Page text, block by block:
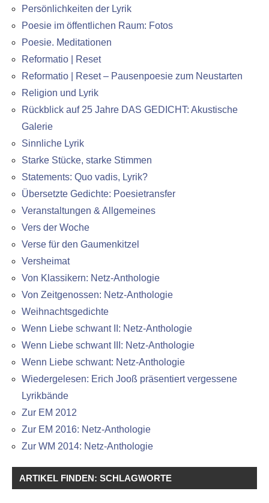
Persönlichkeiten der Lyrik
Poesie im öffentlichen Raum: Fotos
Poesie. Meditationen
Reformatio | Reset
Reformatio | Reset – Pausenpoesie zum Neustarten
Religion und Lyrik
Rückblick auf 25 Jahre DAS GEDICHT: Akustische
Galerie
Sinnliche Lyrik
Starke Stücke, starke Stimmen
Statements: Quo vadis, Lyrik?
Übersetzte Gedichte: Poesietransfer
Veranstaltungen & Allgemeines
Vers der Woche
Verse für den Gaumenkitzel
Versheimat
Von Klassikern: Netz-Anthologie
Von Zeitgenossen: Netz-Anthologie
Weihnachtsgedichte
Wenn Liebe schwant II: Netz-Anthologie
Wenn Liebe schwant III: Netz-Anthologie
Wenn Liebe schwant: Netz-Anthologie
Wiedergelesen: Erich Jooß präsentiert vergessene
Lyrikbände
Zur EM 2012
Zur EM 2016: Netz-Anthologie
Zur WM 2014: Netz-Anthologie
ARTIKEL FINDEN: SCHLAGWORTE